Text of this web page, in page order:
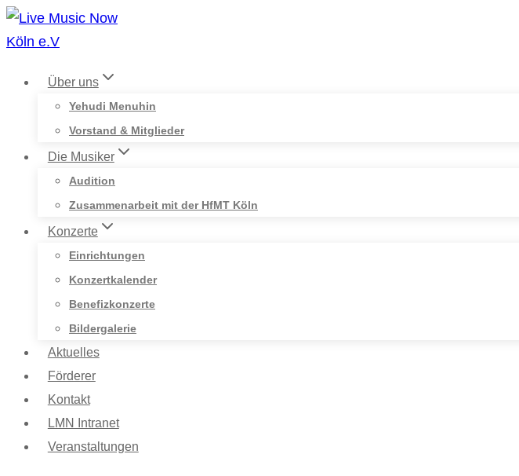
Zum
Inhalt
Über uns
Yehudi Menuhin
Vorstand & Mitglieder
Die Musiker
Audition
Zusammenarbeit mit der HfMT Köln
Konzerte
Einrichtungen
Konzertkalender
Benefizkonzerte
Bildergalerie
Aktuelles
Förderer
Kontakt
LMN Intranet
Veranstaltungen